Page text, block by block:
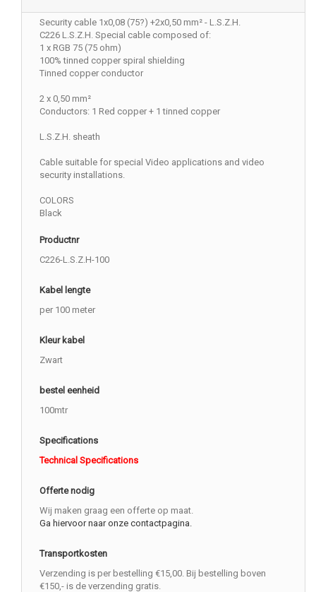
Security cable 1x0,08 (75?) +2x0,50 mm² - L.S.Z.H.
C226 L.S.Z.H. Special cable composed of:
1 x RGB 75 (75 ohm)
100% tinned copper spiral shielding
Tinned copper conductor
2 x 0,50 mm²
Conductors: 1 Red copper + 1 tinned copper
L.S.Z.H. sheath
Cable suitable for special Video applications and video
security installations.
COLORS
Black
Productnr
C226-L.S.Z.H-100
Kabel lengte
per 100 meter
Kleur kabel
Zwart
bestel eenheid
100mtr
Specifications
Technical Specifications
Offerte nodig
Wij maken graag een offerte op maat.
Ga hiervoor naar onze contactpagina.
Transportkosten
Verzending is per bestelling €15,00. Bij bestelling boven
€150,- is de verzending gratis.